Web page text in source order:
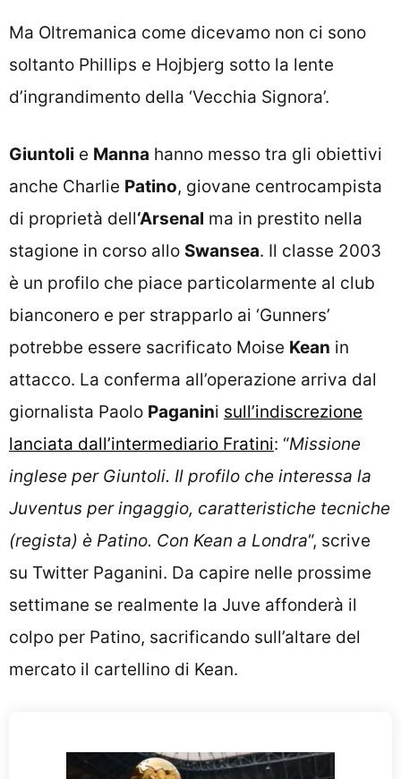
Ma Oltremanica come dicevamo non ci sono
soltanto Phillips e Hojbjerg sotto la lente
d’ingrandimento della ‘Vecchia Signora’.
Giuntoli e Manna hanno messo tra gli obiettivi
anche Charlie Patino, giovane centrocampista
di proprietà dell‘Arsenal ma in prestito nella
stagione in corso allo Swansea. Il classe 2003
è un profilo che piace particolarmente al club
bianconero e per strapparlo ai ‘Gunners’
potrebbe essere sacrificato Moise Kean in
attacco. La conferma all’operazione arriva dal
giornalista Paolo Paganini sull’indiscrezione
lanciata dall’intermediario Fratini: “Missione
inglese per Giuntoli. Il profilo che interessa la
Juventus per ingaggio, caratteristiche tecniche
(regista) è Patino. Con Kean a Londra“, scrive
su Twitter Paganini. Da capire nelle prossime
settimane se realmente la Juve affonderà il
colpo per Patino, sacrificando sull’altare del
mercato il cartellino di Kean.